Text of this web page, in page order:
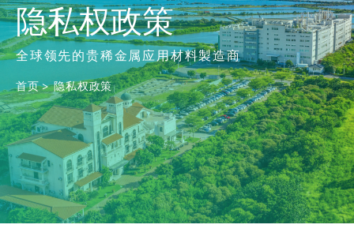
隐私权政策
全球领先的贵稀金属应用材料製造商
首页 隐私权政策